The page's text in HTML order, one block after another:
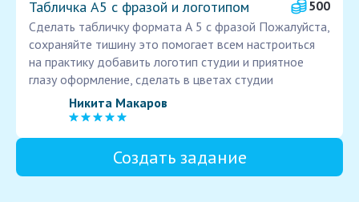
Табличка А5 с фразой и логотипом
500
Сделать табличку формата А 5 с фразой Пожалуйста,
сохраняйте тишину это помогает всем настроиться
на практику добавить логотип студии и приятное
глазу оформление, сделать в цветах студии
Никита Макаров
Создать задание